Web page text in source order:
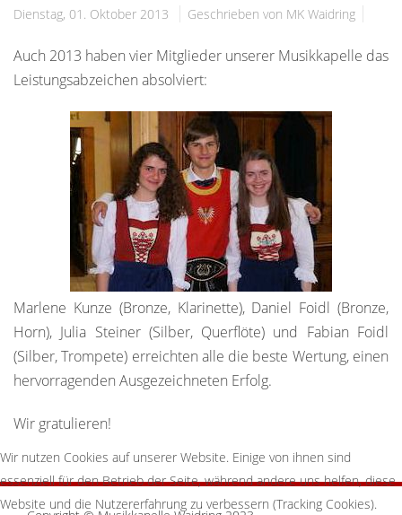
Dienstag, 01. Oktober 2013 Geschrieben von MK Waidring
Auch 2013 haben vier Mitglieder unserer Musikkapelle das
Leistungsabzeichen absolviert:
Marlene Kunze (Bronze, Klarinette), Daniel Foidl (Bronze,
Horn), Julia Steiner (Silber, Querflöte) und Fabian Foidl
(Silber, Trompete) erreichten alle die beste Wertung, einen
hervorragenden Ausgezeichneten Erfolg.
Wir gratulieren!
Wir nutzen Cookies auf unserer Website. Einige von ihnen sind
essenziell für den Betrieb der Seite, während andere uns helfen, diese
Website und die Nutzererfahrung zu verbessern (Tracking Cookies).